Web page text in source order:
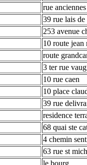
rue
39 rue lais de
253 avenue
10 route jean
route
3 ter rue
10 rue caen
10 place
39 rue
residence
68 quai ste
4 chemin
63 rue st
le bourg